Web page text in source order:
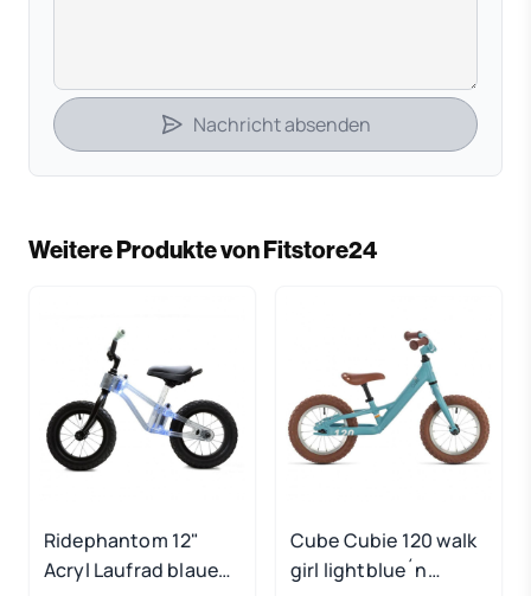
Nachricht absenden
Weitere Produkte von Fitstore24
Ridephantom 12"
Acryl Laufrad blaues
Cube Cubie 120 walk
girl lightblue´n